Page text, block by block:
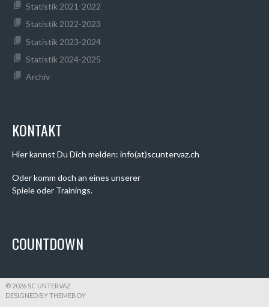
Statistik 2021-2022
Statistik 2022-2023
Statistik 2023-2024
Statistik 2024-2025
Archiv
KONTAKT
Hier kannst Du Dich melden: info(at)scuntervaz.ch
Oder komm doch an eines unserer
Spiele oder Trainings.
COUNTDOWN
© 2026 SC UNTERVAZ
DESIGNED BY THEMEBOY